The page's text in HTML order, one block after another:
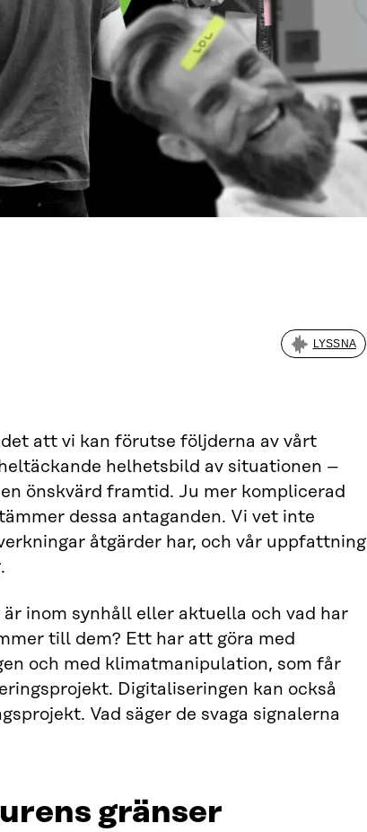
LYSSNA
att vi kan förutse följderna av vårt
helhetsbild av situationen –
önskvärd framtid. Ju mer komplicerad
dessa antaganden. Vi vet inte
åtgärder har, och vår uppfattning
inom synhåll eller aktuella och vad har
till dem? Ett har att göra med
och med klimatmanipulation, som får
Digitaliseringen kan också
Vad säger de svaga signalerna
gränser